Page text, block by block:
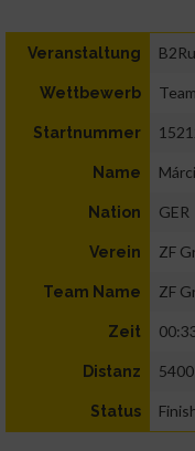
Veranstaltung
Wettbewerb
Startnummer
Name
Nation GER
Verein ZF
Team Name ZF
Zeit
Distanz
Status